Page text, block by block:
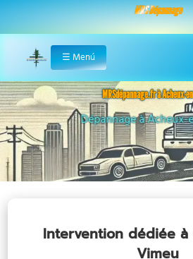
MRS Dépannage
Home
☰ Menú
MRSdépannage.fr à Acheux-
Assistance 24/7 à
Intervention dédiéeà
Vimeu